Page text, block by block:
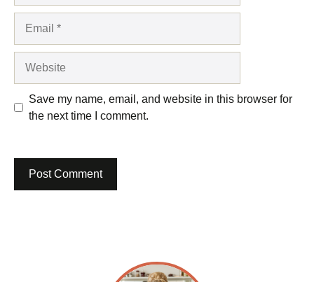
Save my name, email, and website in this browser for
the next time I comment.